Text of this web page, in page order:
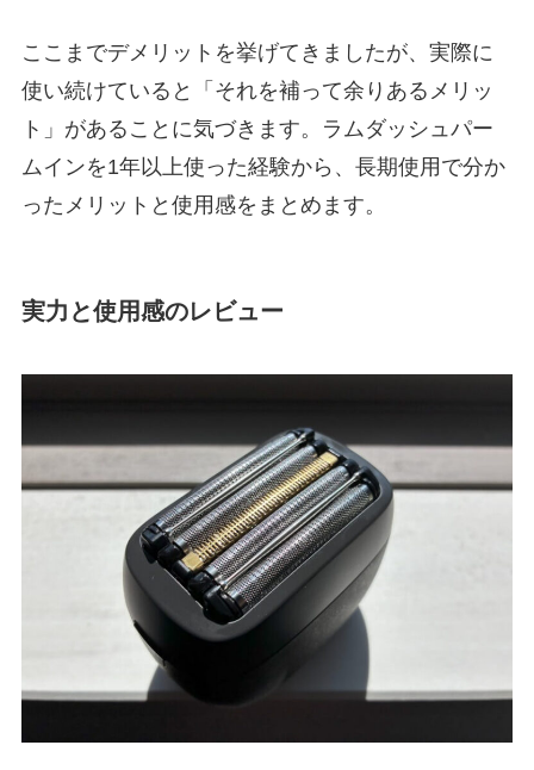
ここまでデメリットを挙げてきましたが、実際に
使い続けていると「それを補って余りあるメリッ
ト」があることに気づきます。ラムダッシュパー
ムインを1年以上使った経験から、長期使用で分か
ったメリットと使用感をまとめます。
実力と使用感のレビュー